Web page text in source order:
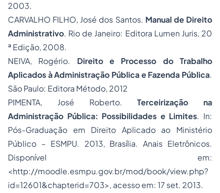
2003.
CARVALHO FILHO, José dos Santos. Manual de Direito
Administrativo. Rio de Janeiro: Editora Lumen Juris, 20
ª Edição, 2008.
NEIVA, Rogério. Direito e Processo do Trabalho
Aplicados à Administração Pública e Fazenda Pública.
São Paulo: Editora Método, 2012
PIMENTA, José Roberto.Terceirização na
Administração Pública: Possibilidades e Limites. In:
Pós-Graduação em Direito Aplicado ao Ministério
Público – ESMPU. 2013, Brasília. Anais Eletrônicos.
Disponível em:
<http://moodle.esmpu.gov.br/mod/book/view.php?
id=12601&chapterid=703>, acesso em: 17 set. 2013.